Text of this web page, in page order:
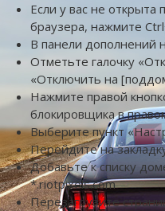
Если у вас не открыта
браузера, нажмите
В панели дополнений
Отметьте галочку
«Отключить на
Нажмите правой
блокировщика в
Выберите пункт
Перейдите на
Добавьте к списку
*.riotpixels.com
Перезагрузите